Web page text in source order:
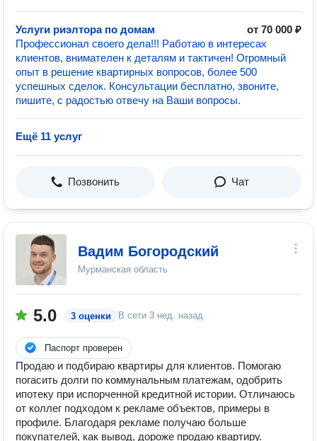
Услуги риэлтора по домам
от 70 000 ₽
Профессионал своего дела!!! Работаю в интересах
клиентов, внимателен к деталям и тактичен! Огромный
опыт в решение квартирных вопросов, более 500
успешных сделок. Консультации бесплатно, звоните,
пишите, с радостью отвечу на Ваши вопросы.
Ещё 11 услуг
Позвонить Чат
Вадим Богородский
Мурманская область
5.0 3 оценки В сети 3 нед. назад
Паспорт проверен
Продаю и подбираю квартиры для клиентов. Помогаю
погасить долги по коммунальным платежам, одобрить
ипотеку при испорченной кредитной истории. Отличаюсь
от коллег подходом к рекламе объектов, примеры в
профиле. Благодаря рекламе получаю больше
покупателей, как вывод, дороже продаю квартиру.